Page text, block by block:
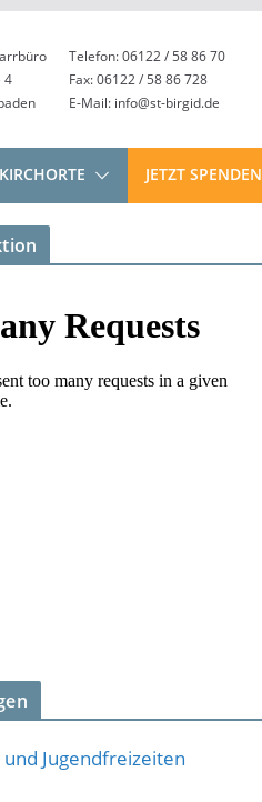
4
Telefon: 06122 / 58 86 70
Fax: 06122 / 58 86 728
E-Mail: info@st-birgid.de
KIRCHORTE JETZT SPENDEN
und Jugendfreizeiten